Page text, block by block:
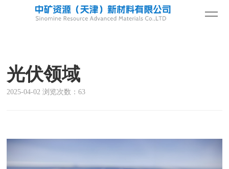
光伏领域
2025-04-02 浏览次数：63